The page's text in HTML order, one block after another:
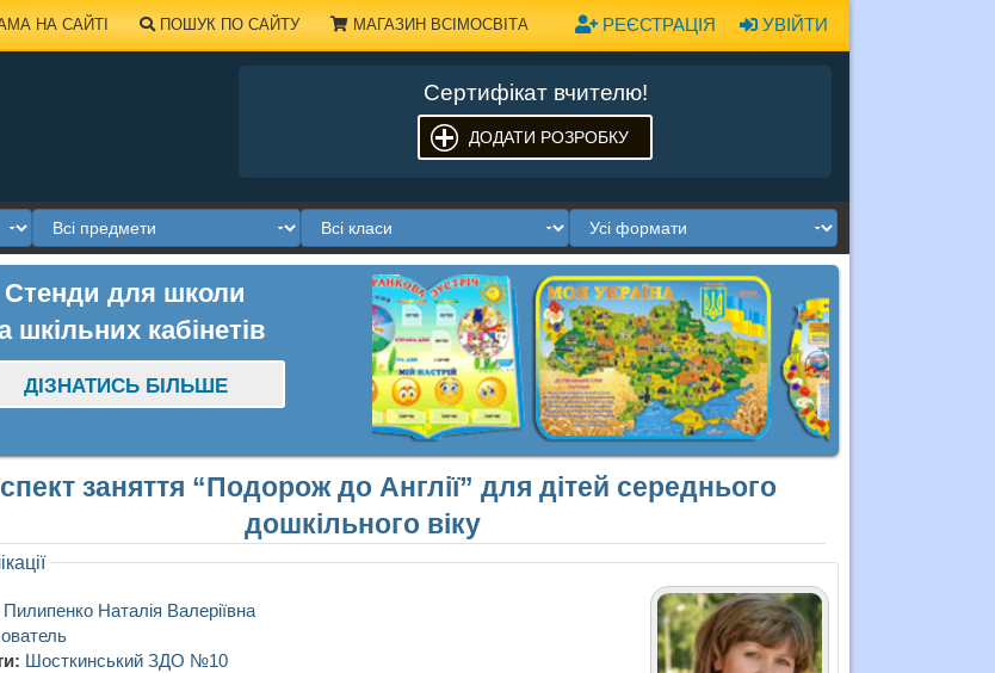
УВІЙТИ
РЕЄСТРАЦІЯ
НА САЙТІ ПОШУК ПО САЙТУ МАГАЗИН ВСІМОСВІТА
Сертифікат вчителю!
ДОДАТИ РОЗРОБКУ
Стенди для школи
шкільних кабінетів
ДІЗНАТИСЬ БІЛЬШЕ
заняття “Подорож до Англії” для дітей середнього
дошкільного віку
Пилипенко Наталія Валеріївна
Шосткинський ЗДО №10